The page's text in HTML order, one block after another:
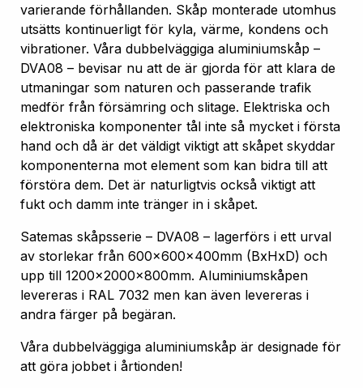
varierande förhållanden. Skåp monterade utomhus
utsätts kontinuerligt för kyla, värme, kondens och
vibrationer. Våra dubbelväggiga aluminiumskåp –
DVA08 – bevisar nu att de är gjorda för att klara de
utmaningar som naturen och passerande trafik
medför från försämring och slitage. Elektriska och
elektroniska komponenter tål inte så mycket i första
hand och då är det väldigt viktigt att skåpet skyddar
komponenterna mot element som kan bidra till att
förstöra dem. Det är naturligtvis också viktigt att
fukt och damm inte tränger in i skåpet.
Satemas skåpsserie – DVA08 – lagerförs i ett urval
av storlekar från 600x600x400mm (BxHxD) och
upp till 1200x2000x800mm. Aluminiumskåpen
levereras i RAL 7032 men kan även levereras i
andra färger på begäran.
Våra dubbelväggiga aluminiumskåp är designade för
att göra jobbet i årtionden!